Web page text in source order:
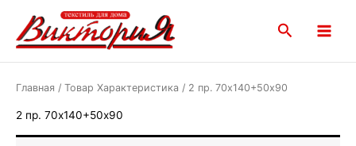
содержимому
Поиск
Menu
Главная / Товар Характеристика / 2 пр. 70х140+50х90
2 пр. 70х140+50х90